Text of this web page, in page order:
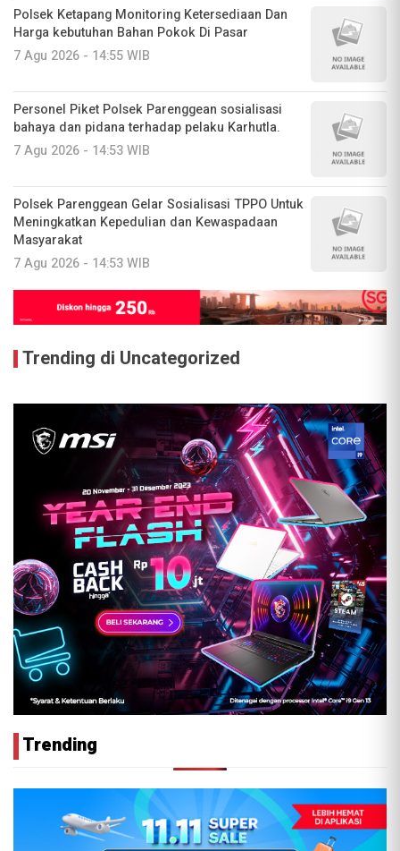
‎Polsek Ketapang Monitoring Ketersediaan Dan
Harga kebutuhan Bahan Pokok Di Pasar
7 Agu 2026 - 14:55 WIB
Personel Piket Polsek Parenggean sosialisasi
bahaya dan pidana terhadap pelaku Karhutla.
7 Agu 2026 - 14:53 WIB
Polsek Parenggean Gelar Sosialisasi TPPO Untuk
Meningkatkan Kepedulian dan Kewaspadaan
Masyarakat
7 Agu 2026 - 14:53 WIB
Trending di Uncategorized
Trending